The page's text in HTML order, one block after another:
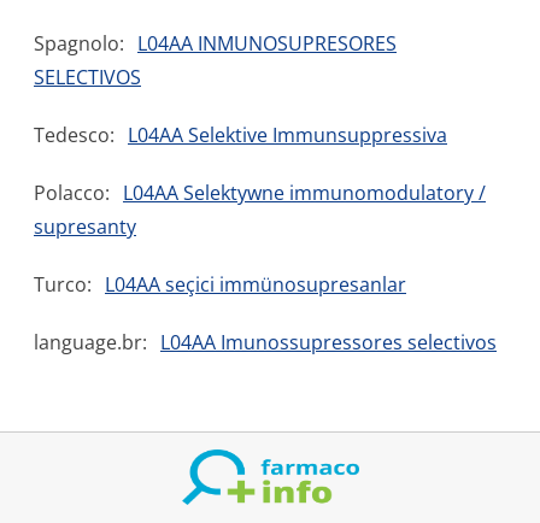
Spagnolo: L04AA INMUNOSUPRESORES
SELECTIVOS
Tedesco: L04AA Selektive Immunsuppressiva
Polacco: L04AA Selektywne immunomodulatory /
supresanty
Turco: L04AA seçici immünosupresanlar
language.br: L04AA Imunossupressores selectivos